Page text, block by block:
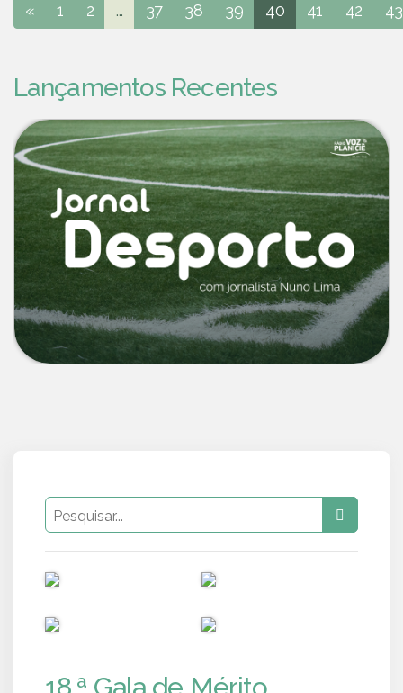
« 1 2 ... 37 38 39 40 41 42 43
Lançamentos Recentes